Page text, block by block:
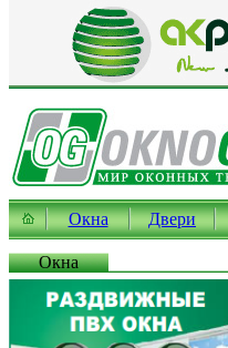
Окна Двери
Окна